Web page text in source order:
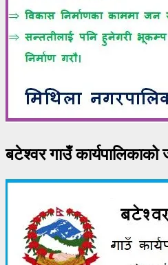
बटेश्वर गाउँ